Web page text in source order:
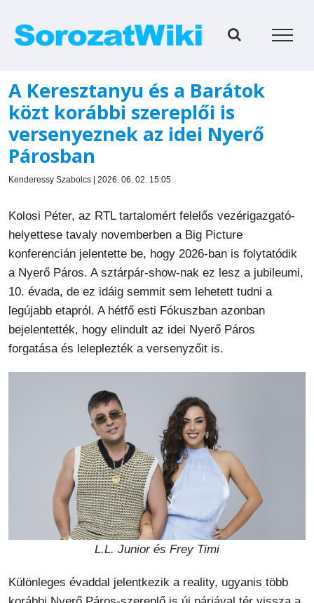
A Keresztanyu és a Barátok
közt korábbi szereplői is
versenyeznek az idei Nyerő
Párosban
Kenderessy Szabolcs | 2026. 06. 02. 15:05
Kolosi Péter, az RTL tartalomért felelős vezérigazgató-
helyettese tavaly novemberben a Big Picture
konferencián jelentette be, hogy 2026-ban is folytatódik
a Nyerő Páros. A sztárpár-show-nak ez lesz a jubileumi,
10. évada, de ez idáig semmit sem lehetett tudni a
legújabb etapról. A hétfő esti Fókuszban azonban
bejelentették, hogy elindult az idei Nyerő Páros
forgatása és leleplezték a versenyzőit is.
L.L. Junior és Frey Timi
Különleges évaddal jelentkezik a reality, ugyanis több